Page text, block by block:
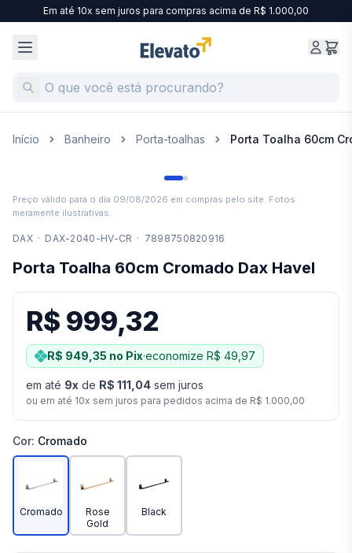
Em até 10x sem juros para compras acima de R$ 1.000,00
Início Banheiro Porta-toalhas Porta Toalha 60cm
Preço válido para o dia 09/08/2026 em compras pelo site. Fotos
meramente ilustrativas.
DAX · DAX-2040-HV-CR · 7898750820916
Porta Toalha 60cm Cromado Dax Havel
R$ 999,32
R$ 949,35 no Pix·economize R$ 49,97
em até 9x de R$ 111,04 sem juros
ou em até 10x sem juros para pedidos acima de R$ 1.000,00
Cor: Cromado
Cromado
Rose
Gold
Black